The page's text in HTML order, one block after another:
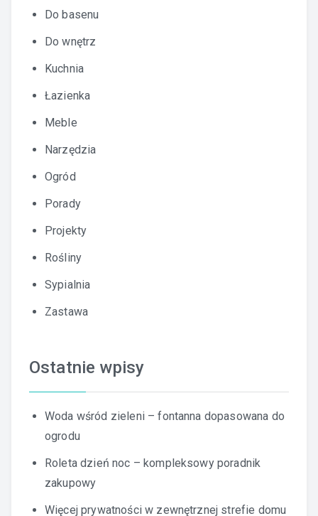
Do basenu
Do wnętrz
Kuchnia
Łazienka
Meble
Narzędzia
Ogród
Porady
Projekty
Rośliny
Sypialnia
Zastawa
Ostatnie wpisy
Woda wśród zieleni – fontanna dopasowana do
ogrodu
Roleta dzień noc – kompleksowy poradnik
zakupowy
Więcej prywatności w zewnętrznej strefie domu